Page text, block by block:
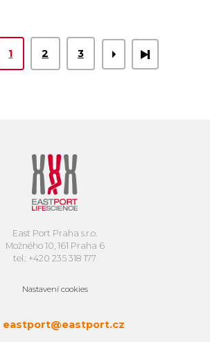
1 2 3
East Port Praha s.r.o.
Možného 10, 161 Praha 6
tel.: +420 235 318 177
Nastavení cookies
eastport@eastport.cz